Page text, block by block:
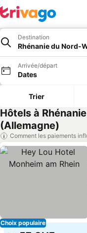
Destination
Rhénanie du Nord-
Arrivée/départ
Dates
Trier
Hôtels à
(Allemagne)
Comment les paiements
Choix populaire